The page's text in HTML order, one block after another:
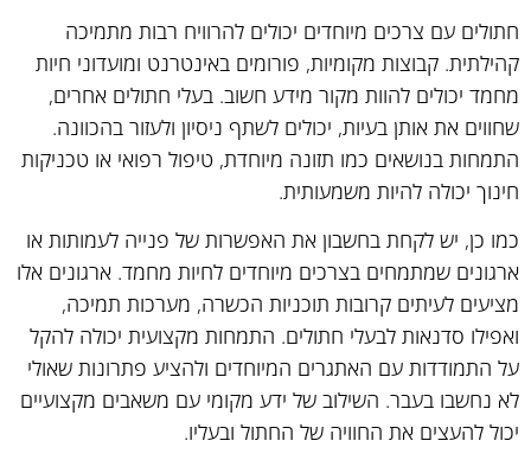
חתולים עם צרכים מיוחדים יכולים להרוויח רבות מתמיכה
קהילתית. קבוצות מקומיות, פורומים באינטרנט ומועדוני חיות
מחמד יכולים להוות מקור מידע חשוב. בעלי חתולים אחרים,
שחווים את אותן בעיות, יכולים לשתף ניסיון ולעזור בהכוונה.
התמחות בנושאים כמו תזונה מיוחדת, טיפול רפואי או טכניקות
חינוך יכולה להיות משמעותית.
כמו כן, יש לקחת בחשבון את האפשרות של פנייה לעמותות או
ארגונים שמתמחים בצרכים מיוחדים לחיות מחמד. ארגונים אלו
מציעים לעיתים קרובות תוכניות הכשרה, מערכות תמיכה,
ואפילו סדנאות לבעלי חתולים. התמחות מקצועית יכולה להקל
על התמודדות עם האתגרים המיוחדים ולהציע פתרונות שאולי
לא נחשבו בעבר. השילוב של ידע מקומי עם משאבים מקצועיים
יכול להעצים את החוויה של החתול ובעליו.